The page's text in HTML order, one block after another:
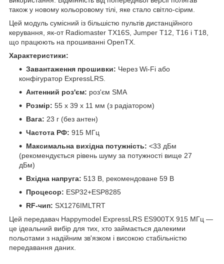
також у новому кольоровому тілі, яке стало світло-сірим.
Цей модуль сумісний із більшістю пультів дистанційного
керування, як-от Radiomaster TX16S, Jumper T12, T16 і T18,
що працюють на прошиванні OpenTX.
Характеристики:
Завантаження прошивки: Через Wi-Fi або
конфігуратор ExpressLRS.
Антенний роз'єм: роз'єм SMA
Розмір: 55 х 39 х 11 мм (з радіатором)
Вага: 23 г (без антен)
Частота РФ: 915 МГц
Максимальна вихідна потужність: <33 дБм
(рекомендується рівень шуму за потужності вище 27
дБм)
Вхідна напруга: 513 В, рекомендоване 59 В
Процесор: ESP32+ESP8285
RF-чип: SX1276IMLTRT
Цей передавач Happymodel ExpressLRS ES900TX 915 МГц —
це ідеальний вибір для тих, хто займається далекими
польотами з надійним зв'язком і високою стабільністю
передавання даних.